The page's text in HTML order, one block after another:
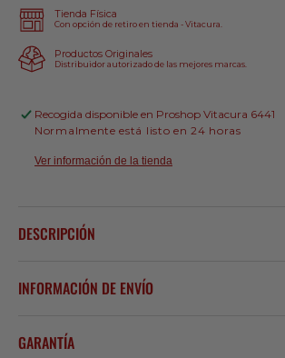
Tienda Física
Con opción de retiro en tienda - Vitacura.
Productos Originales
Distribuidor autorizado de las mejores marcas.
Recogida disponible en Proshop Vitacura 6441
Normalmente está listo en 24 horas
Ver información de la tienda
DESCRIPCIÓN
INFORMACIÓN DE ENVÍO
GARANTÍA